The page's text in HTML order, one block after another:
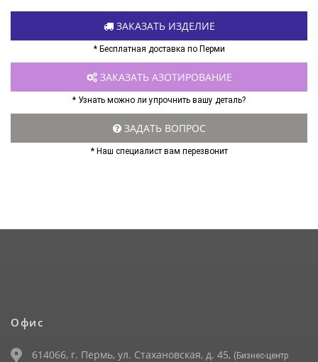
ЗАКАЗАТЬ ИЗДЕЛИЕ
* Бесплатная доставка по Перми
ЗАКАЗАТЬ АЗОТИРОВАНИЕ
* Узнать можно ли упрочнить вашу деталь?
ЗАДАТЬ ВОПРОС
* Наш специалист вам перезвонит
Офис
614066, г. Пермь, ул. Стахановская, д. 45, (Бизнес-центр